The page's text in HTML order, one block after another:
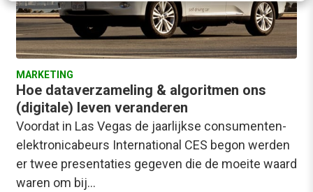
MARKETING
Hoe dataverzameling & algoritmen ons
(digitale) leven veranderen
Voordat in Las Vegas de jaarlijkse consumenten-
elektronicabeurs International CES begon werden
er twee presentaties gegeven die de moeite waard
waren om bij…